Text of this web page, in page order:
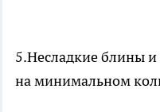
5.Несладкие блины
на минимальном